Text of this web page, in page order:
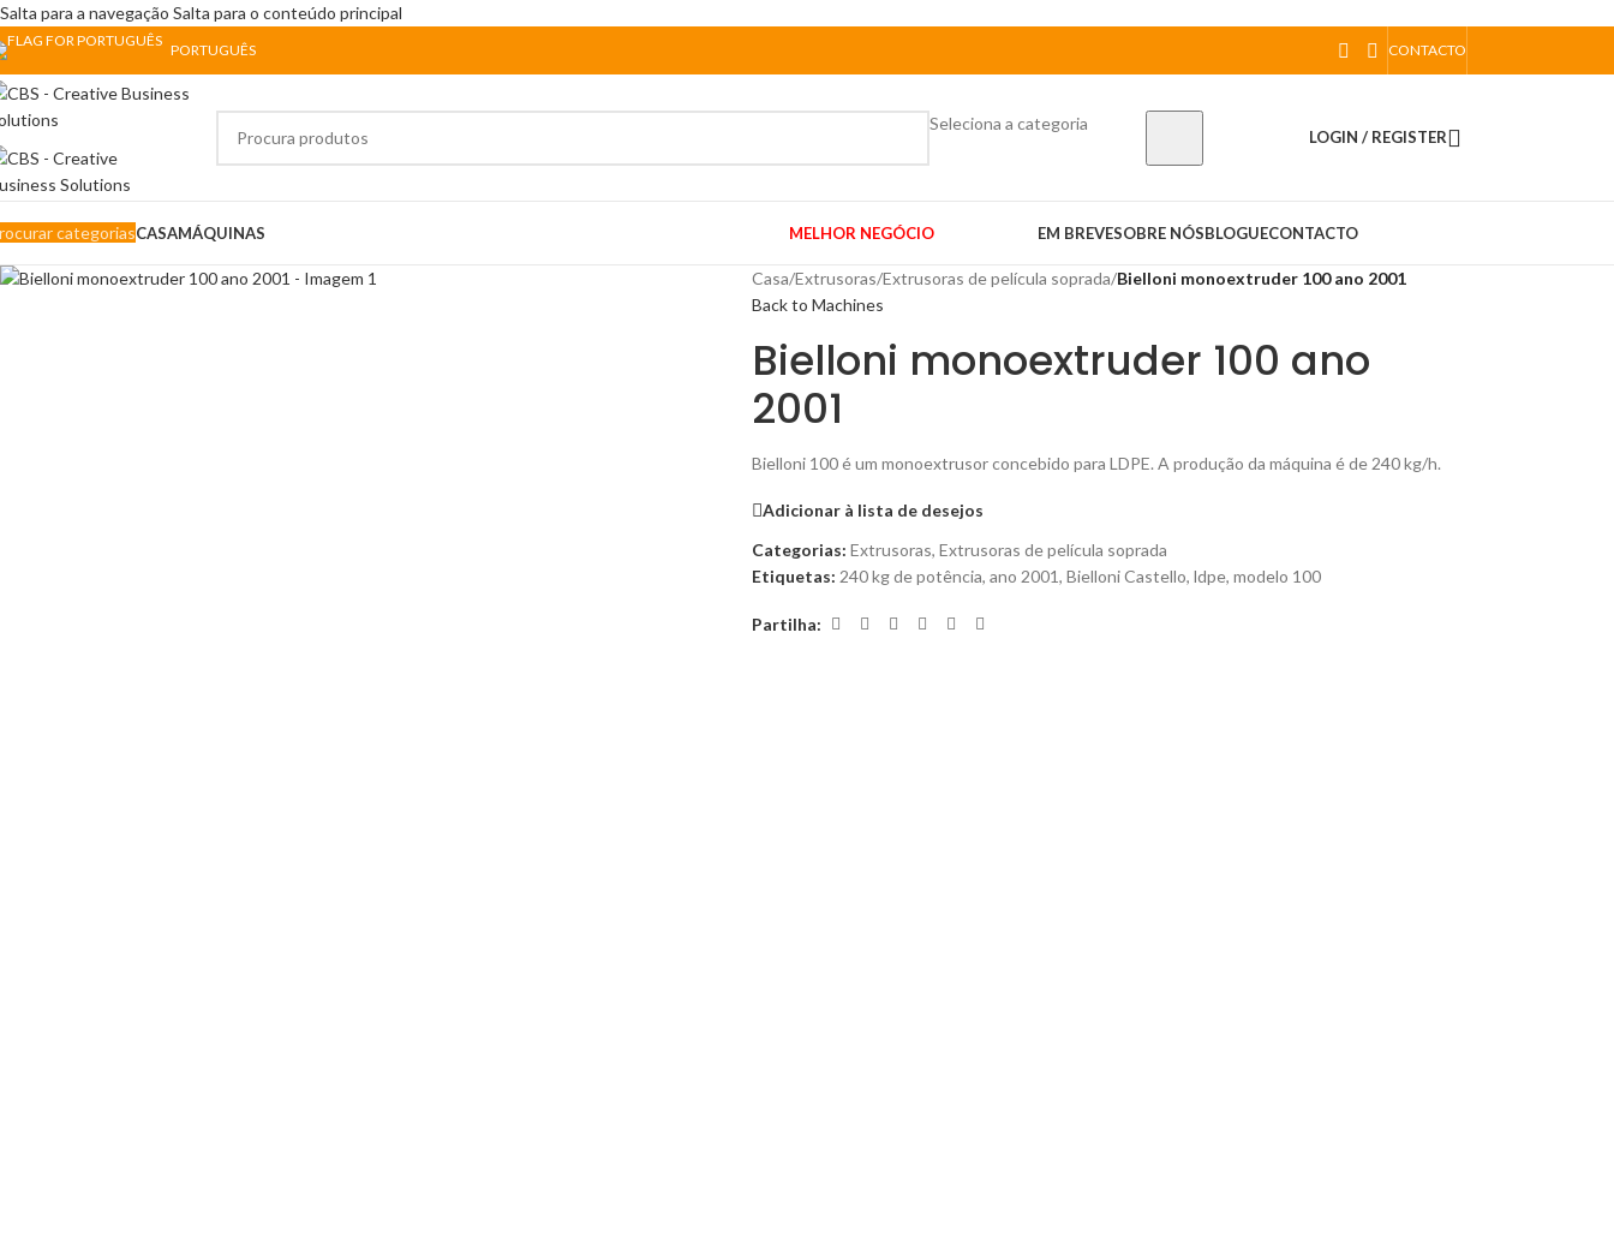
Salta para a navegação Salta para o conteúdo principal
PORTUGUÊS CONTACTO
Seleciona a categoria
LOGIN / REGISTER
categoriasCASAMÁQUINAS MELHOR NEGÓCIO EM BREVESOBRE NÓSBLOGUECONTACTO
Casa/Extrusoras/Extrusoras de película soprada/Bielloni monoextruder 100 ano 2001
Back to Machines
Bielloni monoextruder 100 ano
2001
Bielloni 100 é um monoextrusor concebido para LDPE. A produção da máquina é de 240 kg/h.
Adicionar à lista de desejos
Categorias: Extrusoras, Extrusoras de película soprada
Etiquetas: 240 kg de potência, ano 2001, Bielloni Castello, ldpe, modelo 100
Partilha: